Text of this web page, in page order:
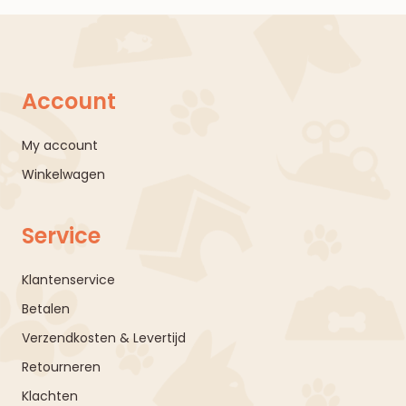
Account
My account
Winkelwagen
Service
Klantenservice
Betalen
Verzendkosten & Levertijd
Retourneren
Klachten